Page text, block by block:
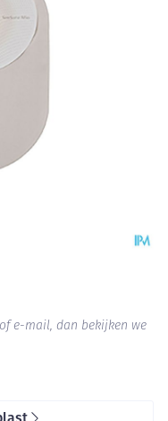
e-mail, dan bekijken we